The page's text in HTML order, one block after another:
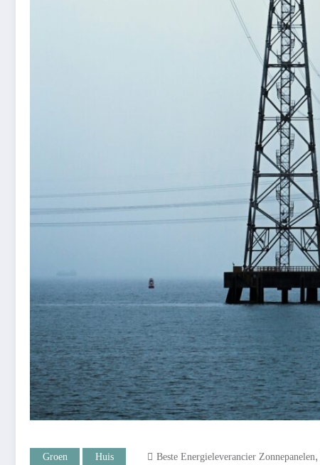
Groen Huis Beste Energieleverancier Zonnepanelen,